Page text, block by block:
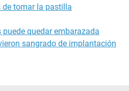
de tomar la pastilla
quedar embarazada
sangrado de implantación